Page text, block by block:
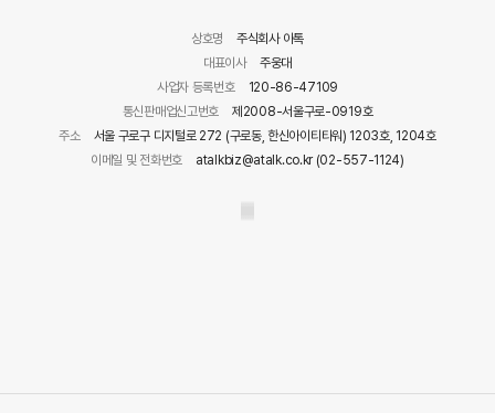
상호명
주식회사 아톡
대표이사
주웅대
사업자 등록번호
120-86-47109
통신판매업신고번호
제2008-서울구로-0919호
주소
서울 구로구 디지털로 272 (구로동, 한신아이티타워) 1203호, 1204호
이메일 및 전화번호
atalkbiz@atalk.co.kr (02-557-1124)